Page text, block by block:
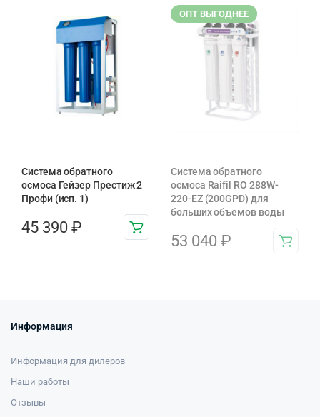
Система обратного
осмоса Гейзер Престиж 2
Профи (исп. 1)
45 390 ₽
ОПТ ВЫГОДНЕЕ
Система обратного
осмоса Raifil RO 288W-
220-EZ (200GPD) для
больших объемов воды
53 040 ₽
Информация
Информация для дилеров
Наши работы
Отзывы